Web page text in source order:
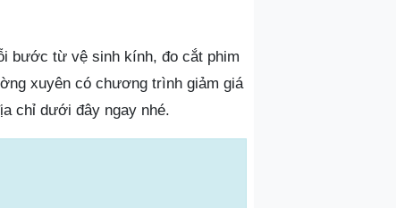
bước từ vệ sinh kính, đo cắt phim
xuyên có chương trình giảm giá
chỉ dưới đây ngay nhé.